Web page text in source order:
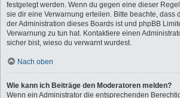
festgelegt werden. Wenn du gegen eine dieser
sie dir eine Verwarnung erteilen. Bitte beachte, dass
der Administration dieses Boards ist und phpBB
Verwarnung zu tun hat. Kontaktiere einen
sicher bist, wieso du verwarnt wurdest.
Nach oben
Wie kann ich Beiträge den Moderatoren melden?
Wenn ein Administrator die entsprechenden